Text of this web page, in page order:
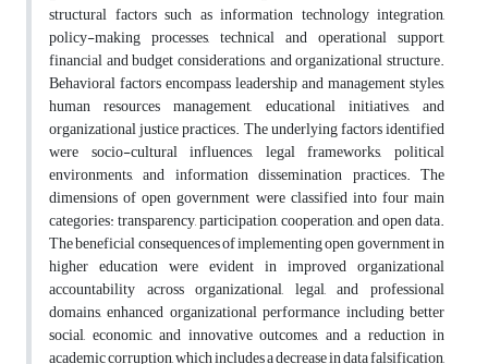
structural factors such as information technology integration,
policy-making processes, technical and operational support,
financial and budget considerations, and organizational structure.
Behavioral factors encompass leadership and management styles,
human resources management, educational initiatives, and
organizational justice practices. The underlying factors identified
were socio-cultural influences, legal frameworks, political
environments, and information dissemination practices. The
dimensions of open government were classified into four main
categories: transparency, participation, cooperation, and open data.
The beneficial consequences of implementing open government in
higher education were evident in improved organizational
accountability across organizational, legal, and professional
domains, enhanced organizational performance including better
social, economic, and innovative outcomes, and a reduction in